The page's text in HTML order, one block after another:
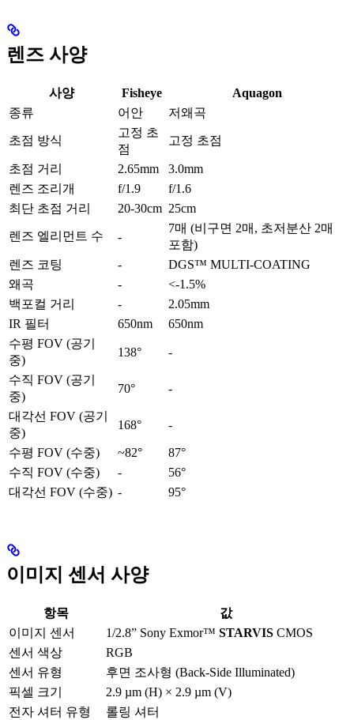
렌즈 사양
사양 Fisheye
Aquagon
종류
어안 저왜곡
초점 방식
고정 초
점
고정 초점
초점 거리 2.65mm
3.0mm
렌즈 조리개
f/1.9
f/1.6
최단 초점 거리
20-30cm 25cm
렌즈 엘리먼트 수 -
7매 (비구면 2매, 초저분산 2매
포함)
렌즈 코팅
-
DGS™ MULTI-COATING
왜곡
-
<-1.5%
백포컬 거리
-
2.05mm
IR 필터
650nm
650nm
수평 FOV (공기
중)
138° -
수직 FOV (공기
중)
70° -
대각선 FOV (공기
중)
168° -
수평 FOV (수중) ~82°
87°
수직 FOV (수중)
-
56°
대각선 FOV (수중) - 95°
이미지 센서 사양
항목
값
이미지 센서
1/2.8” Sony Exmor™ STARVIS CMOS
센서 색상
RGB
센서 유형
후면 조사형 (Back-Side Illuminated)
픽셀 크기
2.9 µm (H) × 2.9 µm (V)
전자 셔터 유형
롤링 셔터